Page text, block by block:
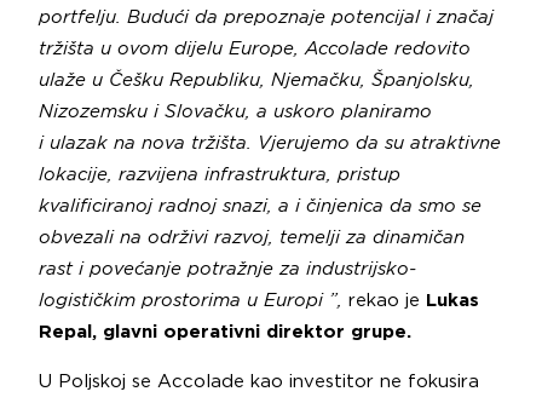
portfelju. Budući da prepoznaje potencijal i značaj
tržišta u ovom dijelu Europe, Accolade redovito
ulaže u Češku Republiku, Njemačku, Španjolsku,
Nizozemsku i Slovačku, a uskoro planiramo
i ulazak na nova tržišta. Vjerujemo da su atraktivne
lokacije, razvijena infrastruktura, pristup
kvalificiranoj radnoj snazi, a i činjenica da smo se
obvezali na održivi razvoj, temelji za dinamičan
rast i povećanje potražnje za industrijsko-
logističkim prostorima u Europi ”, rekao je Lukas
Repal, glavni operativni direktor grupe.
U Poljskoj se Accolade kao investitor ne fokusira